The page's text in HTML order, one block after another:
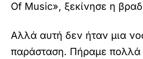
Of Music», ξεκίνησε η
Αλλά αυτή δεν ήταν μια
παράσταση. Πήραμε πολλά